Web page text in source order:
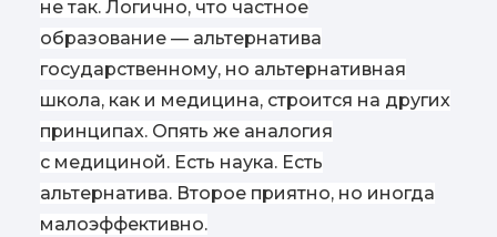
не так. Логично, что частное
образование — альтернатива
государственному, но альтернативная
школа, как и медицина, строится на других
принципах. Опять же аналогия
с медициной. Есть наука. Есть
альтернатива. Второе приятно, но иногда
малоэффективно.